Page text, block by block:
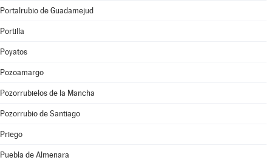
Portalrubio de Guadamejud
Portilla
Poyatos
Pozoamargo
Pozorrubielos de la Mancha
Pozorrubio de Santiago
Priego
Puebla de Almenara